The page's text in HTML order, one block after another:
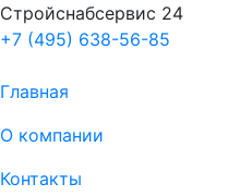
Стройснабсервис 24
+7 (495) 638-56-85
Главная
О компании
Контакты